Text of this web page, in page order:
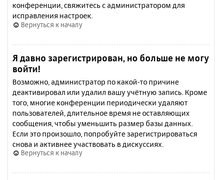
конференции, свяжитесь с администратором для
исправления настроек.
Вернуться к началу
Я давно зарегистрирован, но больше не могу
войти!
Возможно, администратор по какой-то причине
деактивировал или удалил вашу учётную запись. Кроме
того, многие конференции периодически удаляют
пользователей, длительное время не оставляющих
сообщения, чтобы уменьшить размер базы данных.
Если это произошло, попробуйте зарегистрироваться
снова и активнее участвовать в дискуссиях.
Вернуться к началу